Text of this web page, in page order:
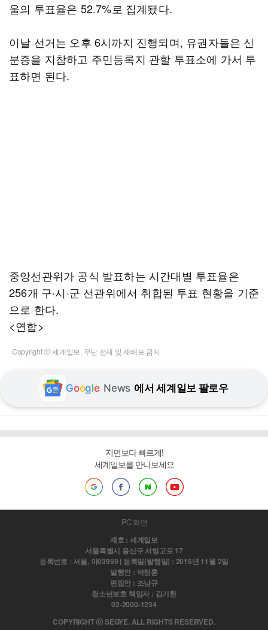
울의 투표율은 52.7%로 집계됐다.
이날 선거는 오후 6시까지 진행되며, 유권자들은 신
분증을 지참하고 주민등록지 관할 투표소에 가서 투
표하면 된다.
중앙선관위가 공식 발표하는 시간대별 투표율은
256개 구·시·군 선관위에서 취합된 투표 현황을 기준
으로 한다.
<연합>
Copyright ⓒ 세계일보. 무단 전재 및 재배포 금지
Google News 에서 세계일보 팔로우
지면보다 빠르게!
세계일보를 만나보세요
PC 화면
제호 : 세계일보
서울특별시 용산구 서빙고로 17
등록번호 : 서울, 아03959 | 등록일(발행일) : 2015년 11월 2일
발행인 : 박정훈
편집인 : 조남규
청소년보호 책임자 : 김기환
02-2000-1234
COPYRIGHT ⓒ SEGYE. ALL RIGHTS RESERVED.